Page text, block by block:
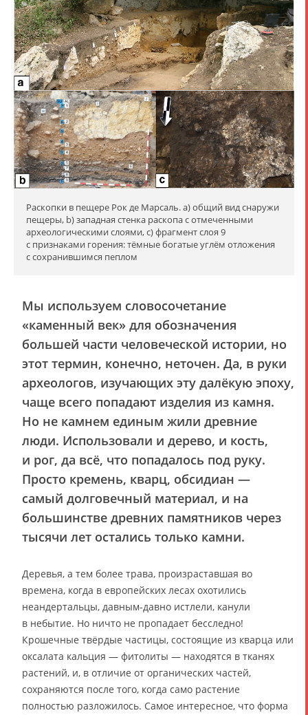
Раскопки в пещере Рок де Марсаль. а) общий вид снаружи
пещеры, b) западная стенка раскопа с отмеченными
археологическими слоями, с) фрагмент слоя 9
с признаками горения: тёмные богатые углём отложения
с сохранившимся пеплом
Мы используем словосочетание
«каменный век» для обозначения
большей части человеческой истории, но
этот термин, конечно, неточен. Да, в руки
археологов, изучающих эту далёкую эпоху,
чаще всего попадают изделия из камня.
Но не камнем единым жили древние
люди. Использовали и дерево, и кость,
и рог, да всё, что попадалось под руку.
Просто кремень, кварц, обсидиан —
самый долговечный материал, и на
большинстве древних памятников через
тысячи лет остались только камни.
Деревья, а тем более трава, произраставшая во
времена, когда в европейских лесах охотились
неандертальцы, давным-давно истлели, канули
в небытие. Но ничто не пропадает бесследно!
Крошечные твёрдые частицы, состоящие из кварца или
оксалата кальция — фитолиты — находятся в тканях
растений, и, в отличие от органических частей,
сохраняются после того, когда само растение
полностью разложилось. Самое интересное, что форма